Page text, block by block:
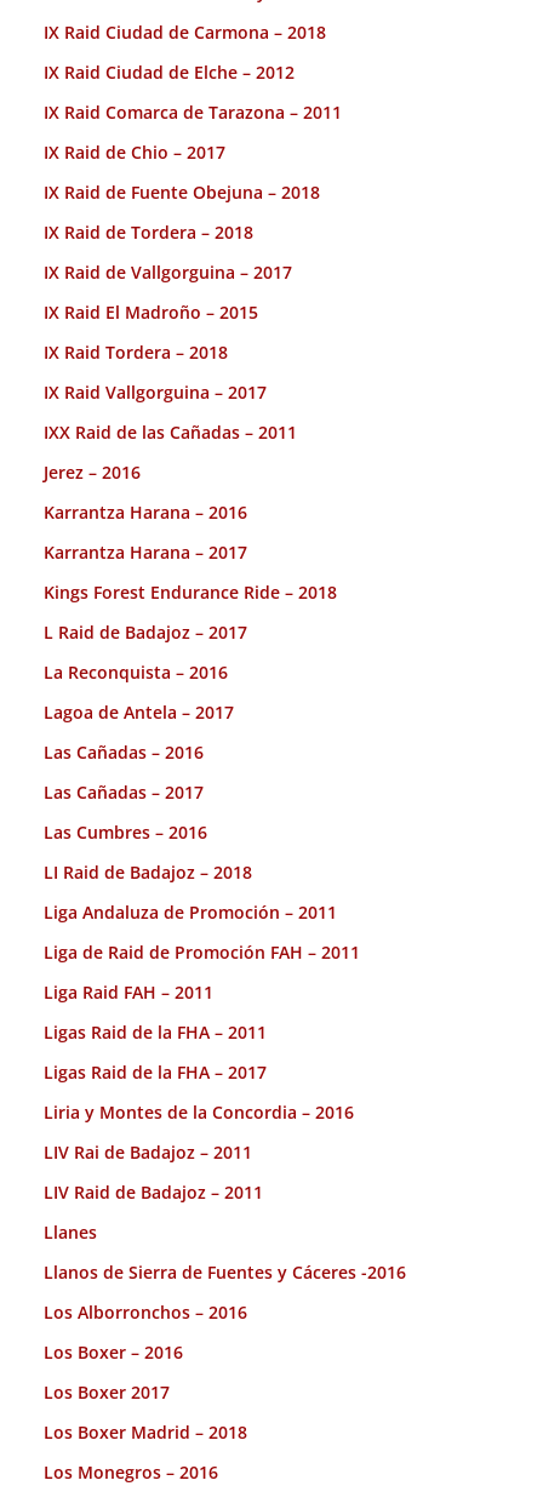
IX Raid Ciudad de Carmona – 2018
IX Raid Ciudad de Elche – 2012
IX Raid Comarca de Tarazona – 2011
IX Raid de Chio – 2017
IX Raid de Fuente Obejuna – 2018
IX Raid de Tordera – 2018
IX Raid de Vallgorguina – 2017
IX Raid El Madroño – 2015
IX Raid Tordera – 2018
IX Raid Vallgorguina – 2017
IXX Raid de las Cañadas – 2011
Jerez – 2016
Karrantza Harana – 2016
Karrantza Harana – 2017
Kings Forest Endurance Ride – 2018
L Raid de Badajoz – 2017
La Reconquista – 2016
Lagoa de Antela – 2017
Las Cañadas – 2016
Las Cañadas – 2017
Las Cumbres – 2016
LI Raid de Badajoz – 2018
Liga Andaluza de Promoción – 2011
Liga de Raid de Promoción FAH – 2011
Liga Raid FAH – 2011
Ligas Raid de la FHA – 2011
Ligas Raid de la FHA – 2017
Liria y Montes de la Concordia – 2016
LIV Rai de Badajoz – 2011
LIV Raid de Badajoz – 2011
Llanes
Llanos de Sierra de Fuentes y Cáceres -2016
Los Alborronchos – 2016
Los Boxer – 2016
Los Boxer 2017
Los Boxer Madrid – 2018
Los Monegros – 2016